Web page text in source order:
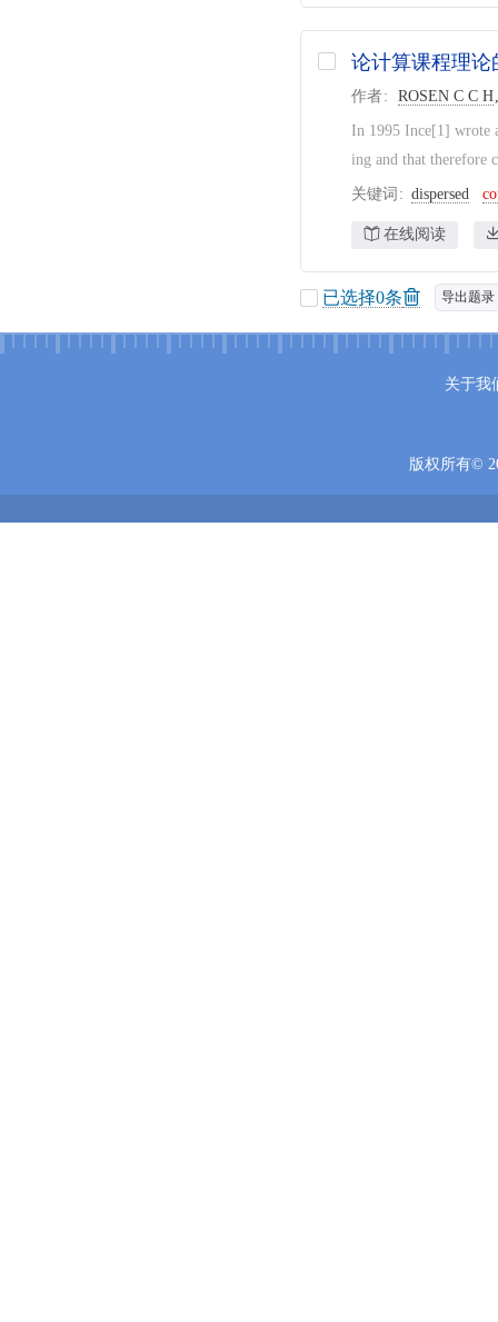
论计算课程理
作者 ROSEN C C H
In 1995 Ince[1] wrote
ing and that therefore
关键词 dispersed
在线阅读
已选择0条 导出题录
关于我
版权所有©